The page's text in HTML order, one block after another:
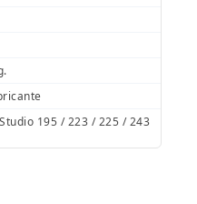
195 / 223 / 225 / 243